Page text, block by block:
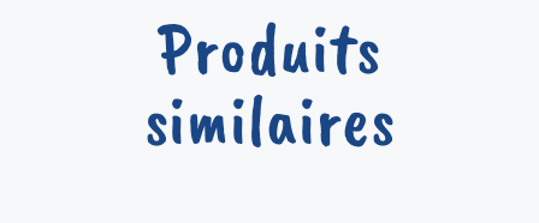
Produits
similaires